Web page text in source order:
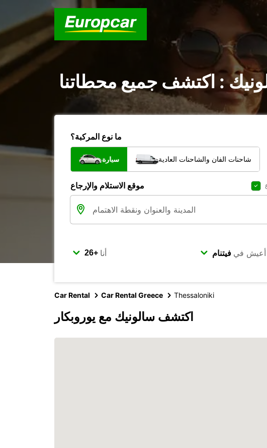
: اكتشف جميع محطاتنا
ما نوع المركبة؟
سيارة شاحنات الفان والشاحنات العادية
موقع الاستلام والإرجاع
أنا أعيش في
Car Rental Car Rental Greece Thessaloniki
اكتشف سالونيك مع يوروبكار